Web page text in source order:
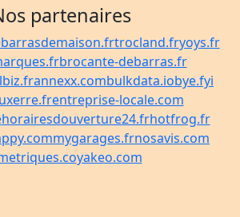
partenaires
trocland.fryoys.fr
brocante-debarras.fr
annexx.combulkdata.iobye.fyi
entreprise-locale.com
horairesdouverture24.frhotfrog.fr
mygarages.frnosavis.com
yakeo.com